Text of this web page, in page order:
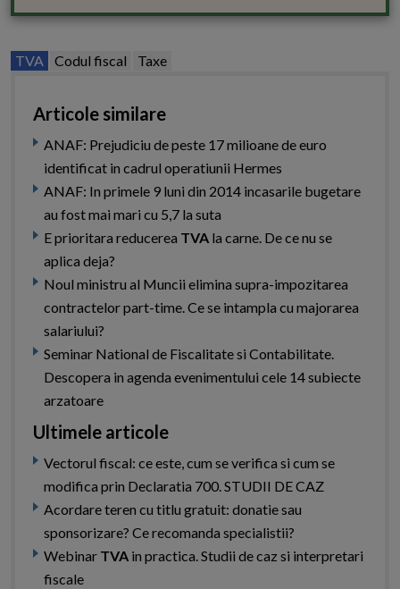
TVA Codul fiscal Taxe
Articole similare
ANAF: Prejudiciu de peste 17 milioane de euro
identificat in cadrul operatiunii Hermes
ANAF: In primele 9 luni din 2014 incasarile bugetare
au fost mai mari cu 5,7 la suta
E prioritara reducerea TVA la carne. De ce nu se
aplica deja?
Noul ministru al Muncii elimina supra-impozitarea
contractelor part-time. Ce se intampla cu majorarea
salariului?
Seminar National de Fiscalitate si Contabilitate.
Descopera in agenda evenimentului cele 14 subiecte
arzatoare
Ultimele articole
Vectorul fiscal: ce este, cum se verifica si cum se
modifica prin Declaratia 700. STUDII DE CAZ
Acordare teren cu titlu gratuit: donatie sau
sponsorizare? Ce recomanda specialistii?
Webinar TVA in practica. Studii de caz si interpretari
fiscale